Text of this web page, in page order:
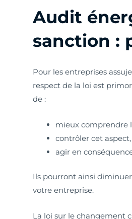
Audit
sanction :
Pour les entreprises
respect de la loi est
de :
mieux comprendre
contrôler cet aspect,
agir en
Ils pourront ainsi
votre entreprise.
La loi sur le changement